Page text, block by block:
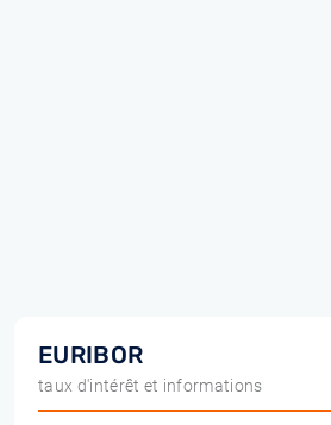
EURIBOR
taux d'intérêt et informations